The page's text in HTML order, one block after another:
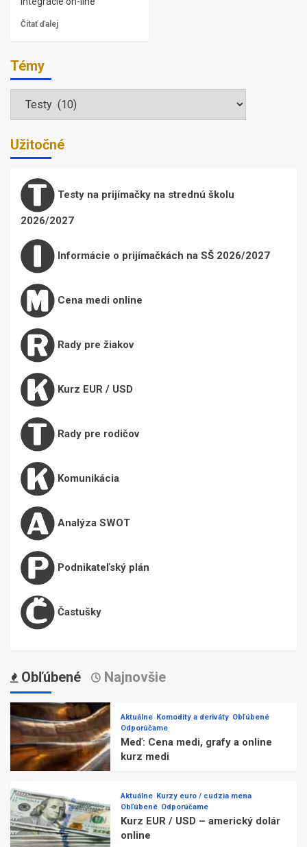
Čítať ďalej
Témy
Témy
Užitočné
Testy na prijímačky na strednú školu
2026/2027
Informácie o prijímačkách na SŠ 2026/2027
Cena medi online
Rady pre žiakov
Kurz EUR / USD
Rady pre rodičov
Komunikácia
Analýza SWOT
Podnikateľský plán
Častušky
Obľúbené Najnovšie
Aktuálne Komodity a deriváty Obľúbené
Odporúčame
Meď: Cena medi, grafy a online
kurz medi
Aktuálne Kurzy euro / cudzia mena
Obľúbené Odporúčame
Kurz EUR / USD – americký dolár
online